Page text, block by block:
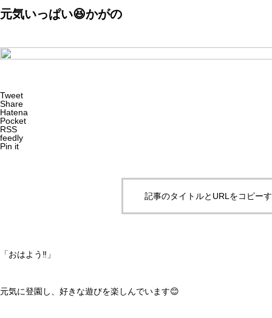
元気いっぱい😆かがの
Tweet
Share
Hatena
Pocket
RSS
feedly
Pin it
記事のタイトルとURLをコピー
「おはよう‼️」
元気に登園し、好きな遊びを楽しんでいます😊